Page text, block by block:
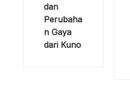
dan
Perubaha
n Gaya
dari Kuno